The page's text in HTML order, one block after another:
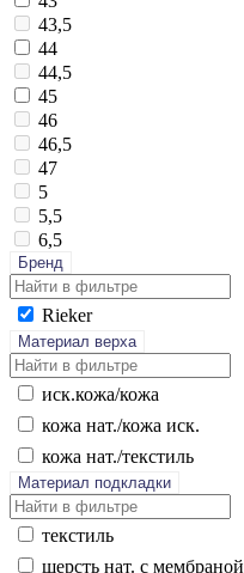
43,5
44
44,5
45
46
46,5
47
5
5,5
6,5
Бренд
Ri­eker
Материал верха
иск.ко­жа/ко­жа
ко­жа нат./ко­жа иск.
ко­жа нат./текс­тиль
Материал подкладки
текс­тиль
шерсть нат. с мемб­ра­ной